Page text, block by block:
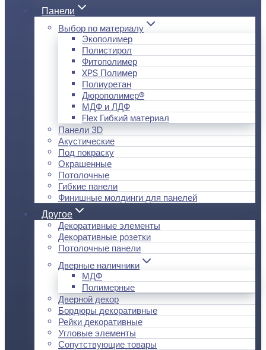
Панели
Выбор по материалу
Экополимер
Полистирол
Фитополимер
XPS Полимер
Полиуретан
Дюрополимер®
МДФ и ЛДФ
Flex Гибкий материал
Панели 3D
Акустические
Под покраску
Окрашенные
Потолочные
Гибкие панели
Финишные молдинги для панелей
Другое
Декоративные элементы
Декоративные розетки
Потолочные панели
Дверные наличники
МДФ
Полимерные
Дверной декор
Бордюры декоративные
Рейки декоративные
Угловые элементы
Сопутствующие товары